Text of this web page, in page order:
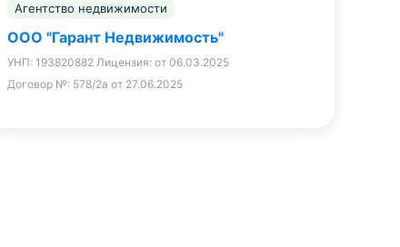
Агентство недвижимости
ООО "Гарант Недвижимость"
УНП: 193820882 Лицензия: от 06.03.2025
Договор №: 578/2а от 27.06.2025